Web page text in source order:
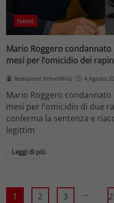
News
Mario Roggero
mesi per l’omicidio dei
Redazione VelvetMAG 4 Agosto
Mario Roggero condannato
mesi per l'omicidio di due
conferma la sentenza e
legittim
Leggi di più
1 2 3 ...